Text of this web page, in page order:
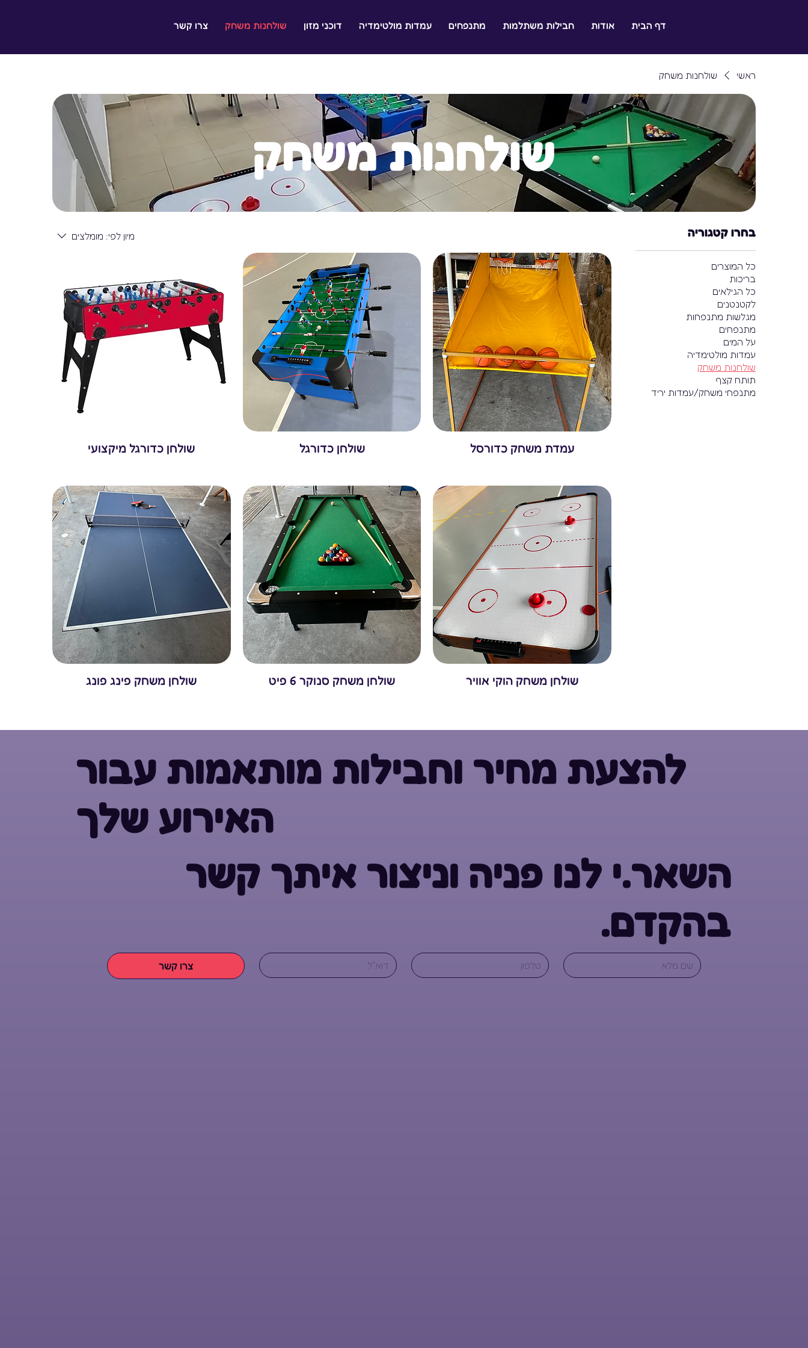
דף הבית אודות חבילות משתלמות מתנפחים עמדות מולטימדיה דוכני מזון שולחנות משחק צרו קשר
ראשי שולחנות משחק
שולחנות משחק
בחרו קטגוריה
כל המוצרים
בריכות
כל הגילאים
לקטנטנים
מגלשות מתנפחות
מתנפחים
על המים
עמדות מולטימדיה
שולחנות משחק
תותח קצף
מתנפחי משחק/עמדות יריד
מיון לפי: מומלצים
עמדת משחק כדורסל שולחן כדורגל שולחן כדורגל מיקצועי
שולחן משחק הוקי אוויר שולחן משחק סנוקר 6 פיט שולחן משחק פינג פונג
להצעת מחיר וחבילות מותאמות עבור
האירוע שלך
השאר.י לנו פניה וניצור איתך קשר
בהקדם.
צרו קשר